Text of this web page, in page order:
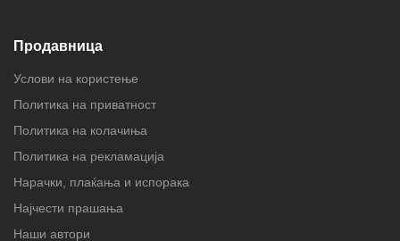
Продавница
Услови на користење
Политика на приватност
Политика на колачиња
Политика на рекламација
Нарачки, плаќања и испорака
Најчести прашања
Наши автори